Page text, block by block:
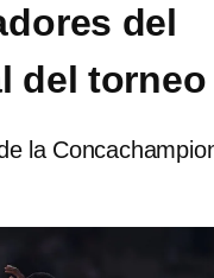
del
del torneo
la